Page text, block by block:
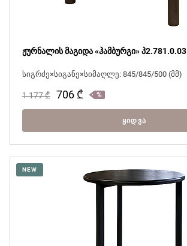
ჟურნალის მაგიდა «ჰამბურგი» პ2.781.0.03
სიგრძე×სიგანე×სიმაღლე: 845/845/500 (მმ)
1 177₾ 706 ₾
ᲧᲘᲓᲕᲐ
NEW